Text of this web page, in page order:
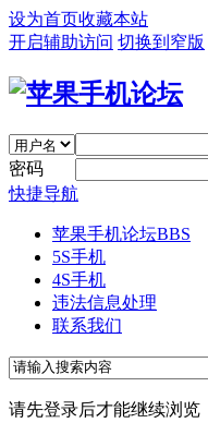
设为首页收藏本站
开启辅助访问 切换到窄版
密码
快捷导航
苹果手机论坛BBS
5S手机
4S手机
违法信息处理
联系我们
请先登录后才能继续浏览